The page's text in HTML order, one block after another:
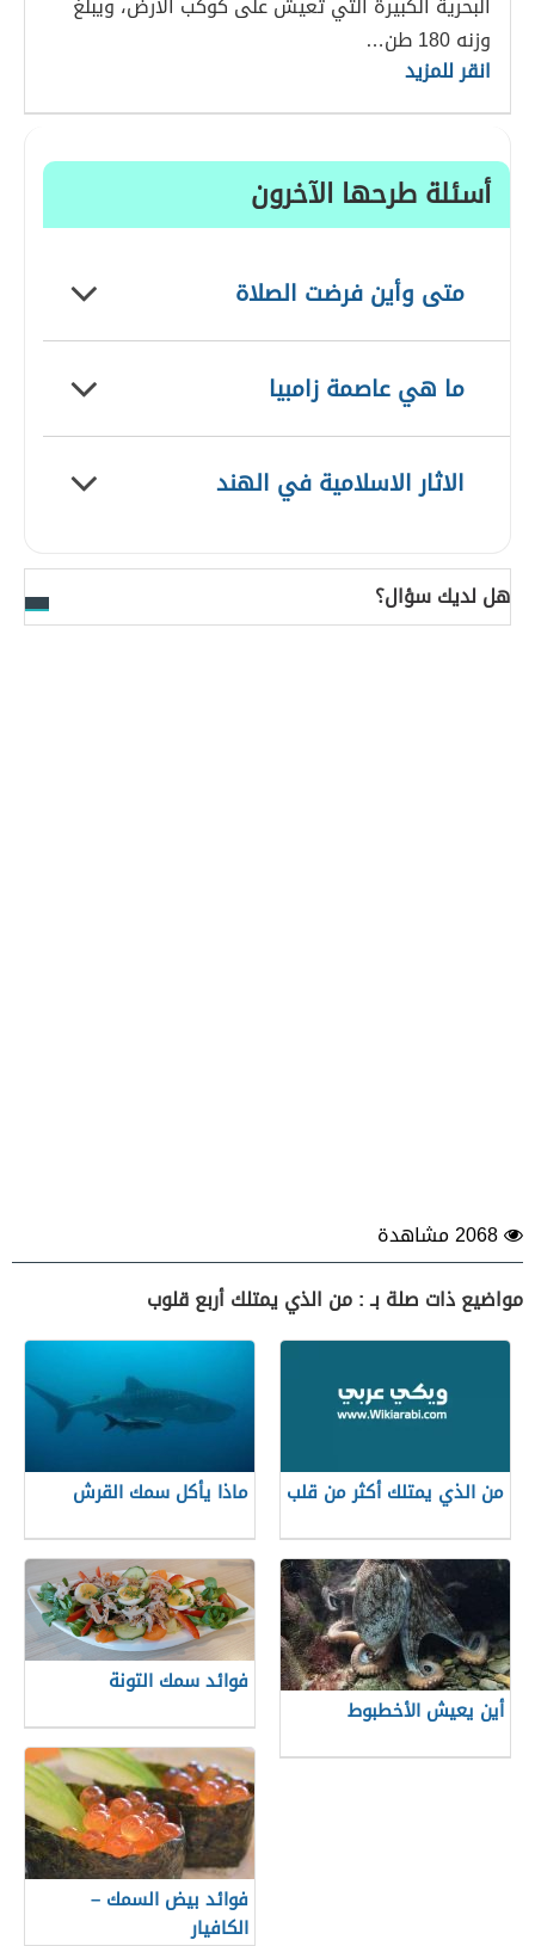
وزنه 180 طن…
انقر للمزيد
أسئلة طرحها الآخرون
متى وأين فرضت الصلاة
ما هي عاصمة زامبيا
الاثار الاسلامية في الهند
هل لديك سؤال؟
مواضيع ذات صلة بـ : من الذي يمتلك أربع قلوب
من الذي يمتلك أكثر من قلب ماذا يأكل سمك القرش
أين يعيش الأخطبوط
فوائد سمك التونة
فوائد بيض السمك –
الكافيار